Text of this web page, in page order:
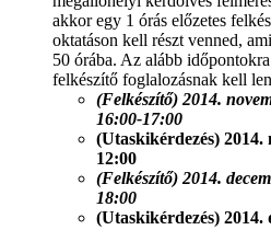
akkor egy 1 órás előzetes
oktatáson kell részt venned,
50 órába. Az alább
felkészítő foglalozásnak kell
(Felkészítő) 2014.
16:00-17:00
(Utaskikérdezés) 2014.
12:00
(Felkészítő) 2014.
18:00
(Utaskikérdezés) 2014.